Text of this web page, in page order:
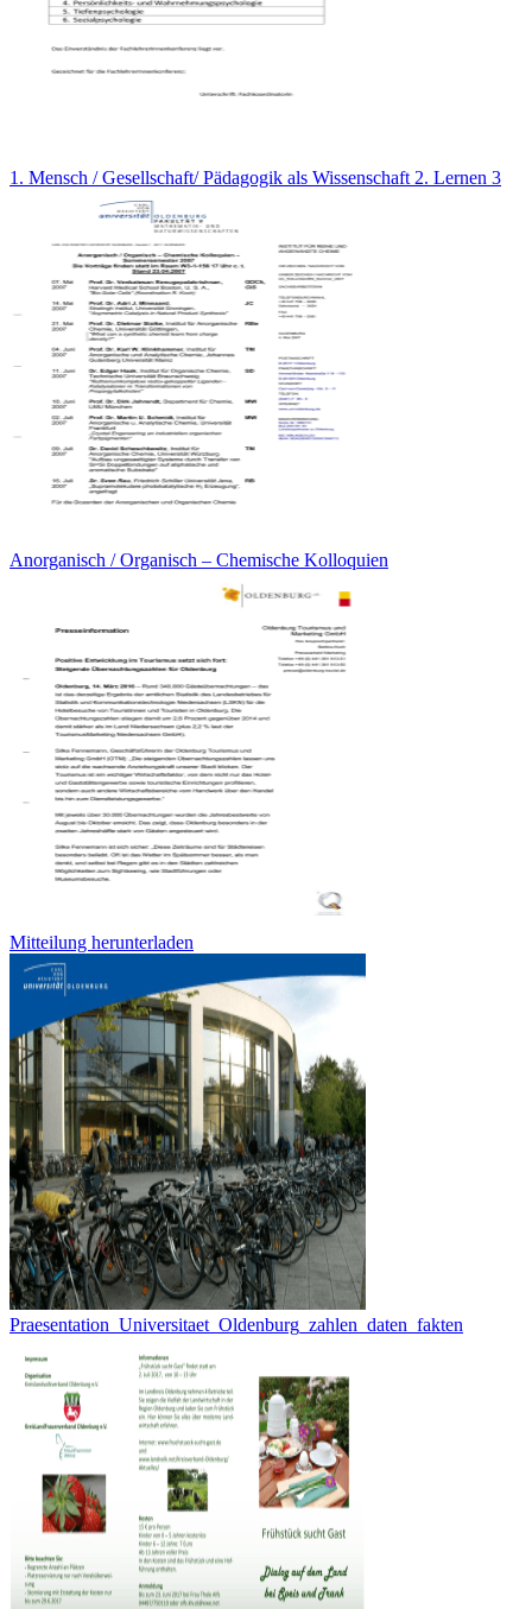
1. Mensch / Gesellschaft/ Pädagogik als Wissenschaft 2. Lernen 3
Anorganisch / Organisch – Chemische Kolloquien
Mitteilung herunterladen
Praesentation_Universitaet_Oldenburg_zahlen_daten_fakten